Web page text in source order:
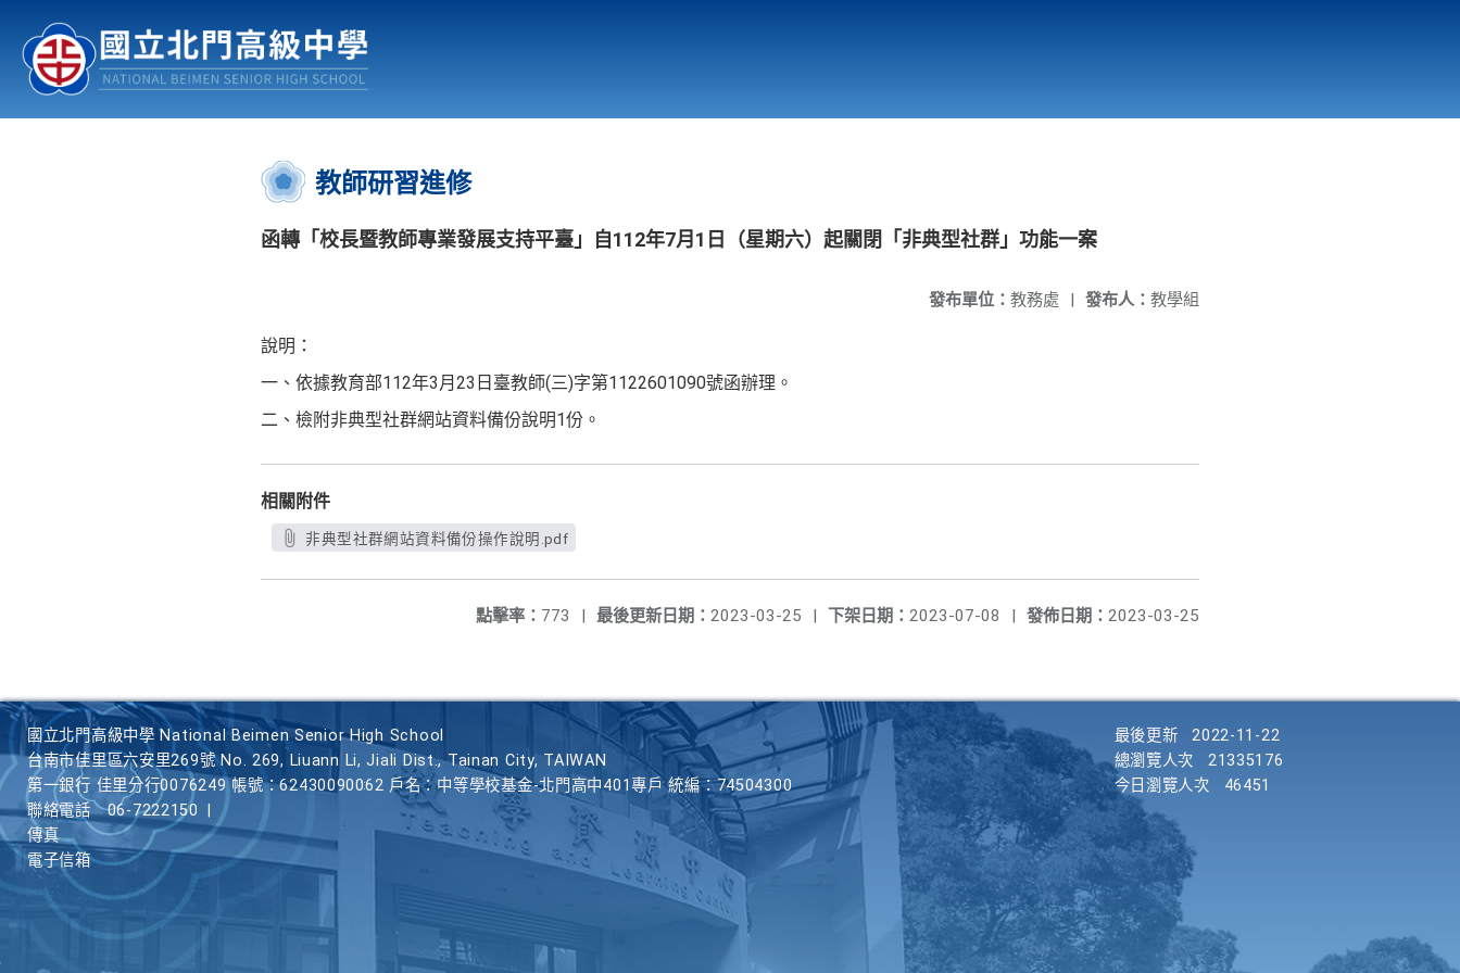
認識北中 行事曆
:::
教師研習進修
函轉「校長暨教師專業發展支持平臺」自112年7月1日（星期六）起關閉「非典型社群」功能一案
發布人： 教學組
發布單位： 教務處 |
說明：
一、依據教育部112年3月23日臺教師(三)字第1122601090號函辦理。
二、檢附非典型社群網站資料備份說明1份。
相關附件
非典型社群網站資料備份操作說明.pdf
發佈日期： 2023-03-25
下架日期： 2023-07-08 |
最後更新日期： 2023-03-25 |
點擊率： 773 |
國立北門高級中學 National Beimen Senior High School
台南市佳里區六安里269號 No. 269, Liuann Li, Jiali Dist., Tainan City, TAIWAN
第一銀行 佳里分行0076249 帳號：62430090062 戶名：中等學校基金-北門高中401專戶 統編：74504300
聯絡電話
06-7222150
傳真
電子信箱
最後更新
2022-11-22
總瀏覽人次
21335176
今日瀏覽人次
46451